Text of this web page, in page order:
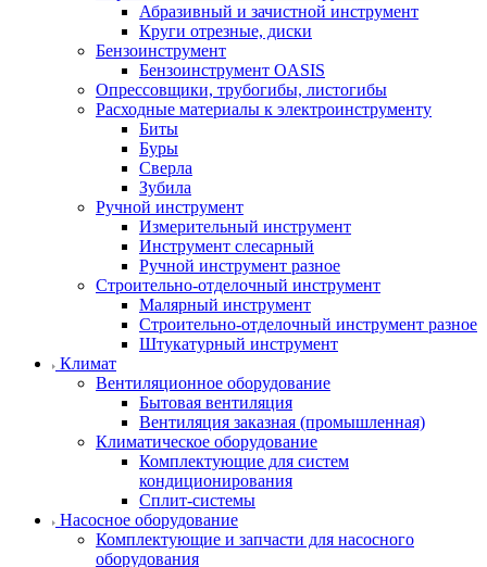
Абразивный и зачистной инструмент
Круги отрезные, диски
Бензоинструмент
Бензоинструмент OASIS
Опрессовщики, трубогибы, листогибы
Расходные материалы к электроинструменту
Биты
Буры
Сверла
Зубила
Ручной инструмент
Измерительный инструмент
Инструмент слесарный
Ручной инструмент разное
Строительно-отделочный инструмент
Малярный инструмент
Строительно-отделочный инструмент разное
Штукатурный инструмент
Климат
Вентиляционное оборудование
Бытовая вентиляция
Вентиляция заказная (промышленная)
Климатическое оборудование
Комплектующие для систем
кондиционирования
Сплит-системы
Насосное оборудование
Комплектующие и запчасти для насосного
оборудования